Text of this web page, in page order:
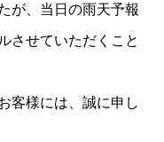
が、当日の雨天予報
させていただくこと
客様には、誠に申し